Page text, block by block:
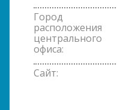
Город
расположения
центрального
офиса:
Сайт: